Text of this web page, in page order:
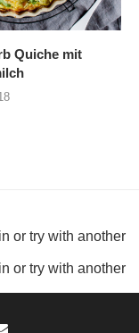
Quiche mit
or try with another
or try with another